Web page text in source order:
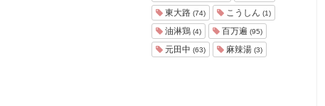
東大路 (74) こうしん (1)
油淋鶏 (4) 百万遍 (95)
元田中 (63) 麻辣湯 (3)